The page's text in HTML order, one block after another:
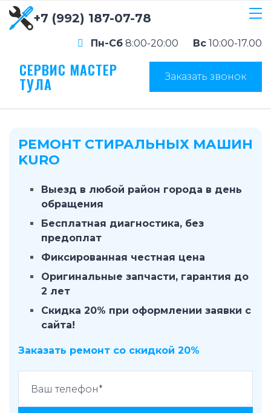
+7 (992) 187-07-78
Пн-Сб 8:00-20:00 Вс 10:00-17.00
СЕРВИС МАСТЕР
ТУЛА Заказать звонок
РЕМОНТ СТИРАЛЬНЫХ МАШИН
KURO
Выезд в любой район города в день
обращения
Бесплатная диагностика, без
предоплат
Фиксированная честная цена
Оригинальные запчасти, гарантия до
2 лет
Скидка 20% при оформлении заявки с
сайта!
Заказать ремонт со скидкой 20%